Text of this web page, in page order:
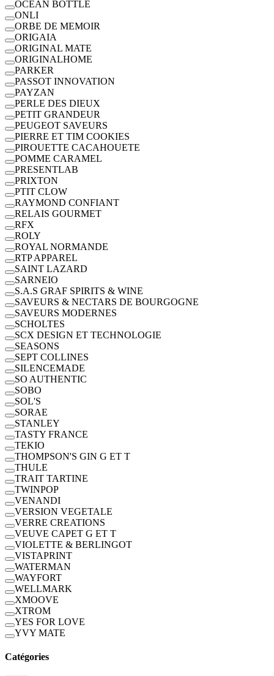
OCEAN BOTTLE
ONLI
ORBE DE MEMOIR
ORIGAIA
ORIGINAL MATE
ORIGINALHOME
PARKER
PASSOT INNOVATION
PAYZAN
PERLE DES DIEUX
PETIT GRANDEUR
PEUGEOT SAVEURS
PIERRE ET TIM COOKIES
PIROUETTE CACAHOUETE
POMME CARAMEL
PRESENTLAB
PRIXTON
PTIT CLOW
RAYMOND CONFIANT
RELAIS GOURMET
RFX
ROLY
ROYAL NORMANDE
RTP APPAREL
SAINT LAZARD
SARNEIO
S.A.S GRAF SPIRITS & WINE
SAVEURS & NECTARS DE BOURGOGNE
SAVEURS MODERNES
SCHOLTES
SCX DESIGN ET TECHNOLOGIE
SEASONS
SEPT COLLINES
SILENCEMADE
SO AUTHENTIC
SOBO
SOL'S
SORAE
STANLEY
TASTY FRANCE
TEKIO
THOMPSON'S GIN G ET T
THULE
TRAIT TARTINE
TWINPOP
VENANDI
VERSION VEGETALE
VERRE CREATIONS
VEUVE CAPET G ET T
VIOLETTE & BERLINGOT
VISTAPRINT
WATERMAN
WAYFORT
WELLMARK
XMOOVE
XTROM
YES FOR LOVE
YVY MATE
Catégories